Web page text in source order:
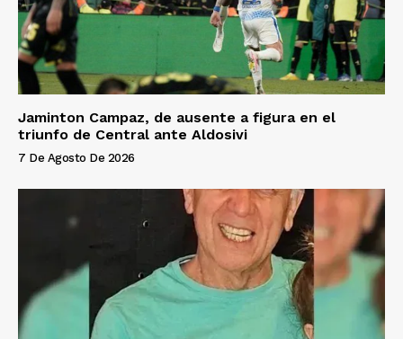
Jaminton Campaz, de ausente a figura en el
triunfo de Central ante Aldosivi
7 De Agosto De 2026